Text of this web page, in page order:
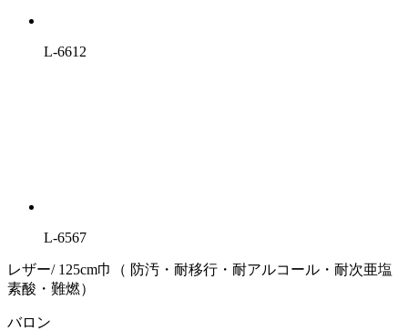
L-6612
L-6567
レザー/ 125cm巾（ 防汚・耐移行・耐アルコール・耐次亜塩
素酸・難燃）
バロン